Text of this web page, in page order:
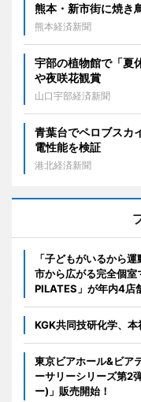
熊本・新市街に焼
熊本経済新聞
宇部の植物館で「夏
や夜咲花観賞
山口宇部経済新聞
青葉台でペロブス
電性能を検証
港北経済新聞
「子どもがいるから
市から広がる完全個室
PILATES」が年内4店
KGK共同技研化学、
東京ビアホール&ビア
ーサリーシリーズ第2
ー)」販売開始！